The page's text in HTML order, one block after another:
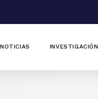
NOTICIAS INVESTIGACIÓN